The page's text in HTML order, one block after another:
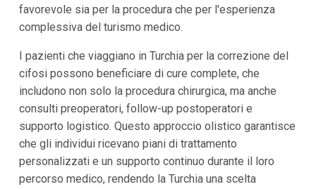
favorevole sia per la procedura che per l'esperienza
complessiva del turismo medico.
I pazienti che viaggiano in Turchia per la correzione del
cifosi possono beneficiare di cure complete, che
includono non solo la procedura chirurgica, ma anche
consulti preoperatori, follow-up postoperatori e
supporto logistico. Questo approccio olistico garantisce
che gli individui ricevano piani di trattamento
personalizzati e un supporto continuo durante il loro
percorso medico, rendendo la Turchia una scelta